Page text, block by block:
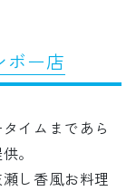
ボー店
イムまであら
。
し香風お料理